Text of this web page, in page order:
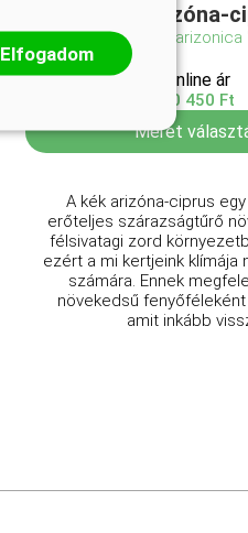
Kék arizóna-
Cupressus arizonica
Online ár
10 450 Ft
Méret
A kék arizóna-ciprus
erőteljes szárazságtűrő
félsivatagi zord
ezért a mi kertjeink klímája
számára. Ennek
növekedsű
amit inkább
Elfogadom